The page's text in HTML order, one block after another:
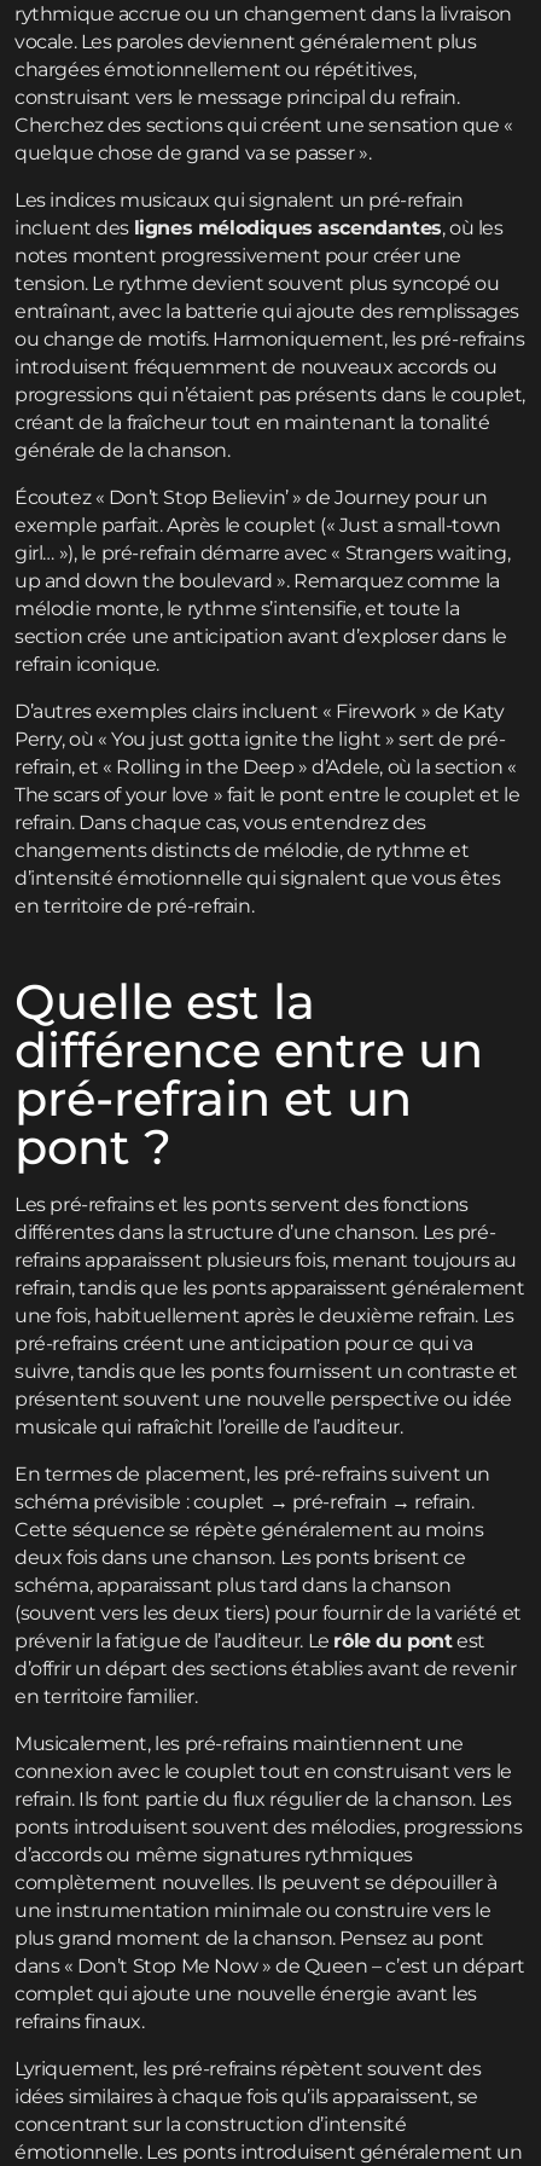
rythmique accrue ou un changement dans la livraison
vocale. Les paroles deviennent généralement plus
chargées émotionnellement ou répétitives,
construisant vers le message principal du refrain.
Cherchez des sections qui créent une sensation que «
quelque chose de grand va se passer ».
Les indices musicaux qui signalent un pré-refrain
incluent des lignes mélodiques ascendantes, où les
notes montent progressivement pour créer une
tension. Le rythme devient souvent plus syncopé ou
entraînant, avec la batterie qui ajoute des remplissages
ou change de motifs. Harmoniquement, les pré-refrains
introduisent fréquemment de nouveaux accords ou
progressions qui n’étaient pas présents dans le couplet,
créant de la fraîcheur tout en maintenant la tonalité
générale de la chanson.
Écoutez « Don’t Stop Believin’ » de Journey pour un
exemple parfait. Après le couplet (« Just a small-town
girl… »), le pré-refrain démarre avec « Strangers waiting,
up and down the boulevard ». Remarquez comme la
mélodie monte, le rythme s’intensifie, et toute la
section crée une anticipation avant d’exploser dans le
refrain iconique.
D’autres exemples clairs incluent « Firework » de Katy
Perry, où « You just gotta ignite the light » sert de pré-
refrain, et « Rolling in the Deep » d’Adele, où la section «
The scars of your love » fait le pont entre le couplet et le
refrain. Dans chaque cas, vous entendrez des
changements distincts de mélodie, de rythme et
d’intensité émotionnelle qui signalent que vous êtes
en territoire de pré-refrain.
Quelle est la
différence entre un
pré-refrain et un
pont ?
Les pré-refrains et les ponts servent des fonctions
différentes dans la structure d’une chanson. Les pré-
refrains apparaissent plusieurs fois, menant toujours au
refrain, tandis que les ponts apparaissent généralement
une fois, habituellement après le deuxième refrain. Les
pré-refrains créent une anticipation pour ce qui va
suivre, tandis que les ponts fournissent un contraste et
présentent souvent une nouvelle perspective ou idée
musicale qui rafraîchit l’oreille de l’auditeur.
En termes de placement, les pré-refrains suivent un
schéma prévisible : couplet → pré-refrain → refrain.
Cette séquence se répète généralement au moins
deux fois dans une chanson. Les ponts brisent ce
schéma, apparaissant plus tard dans la chanson
(souvent vers les deux tiers) pour fournir de la variété et
prévenir la fatigue de l’auditeur. Le rôle du pontest
d’offrir un départ des sections établies avant de revenir
en territoire familier.
Musicalement, les pré-refrains maintiennent une
connexion avec le couplet tout en construisant vers le
refrain. Ils font partie du flux régulier de la chanson. Les
ponts introduisent souvent des mélodies, progressions
d’accords ou même signatures rythmiques
complètement nouvelles. Ils peuvent se dépouiller à
une instrumentation minimale ou construire vers le
plus grand moment de la chanson. Pensez au pont
dans « Don’t Stop Me Now » de Queen – c’est un départ
complet qui ajoute une nouvelle énergie avant les
refrains finaux.
Lyriquement, les pré-refrains répètent souvent des
idées similaires à chaque fois qu’ils apparaissent, se
concentrant sur la construction d’intensité
émotionnelle. Les ponts introduisent généralement un